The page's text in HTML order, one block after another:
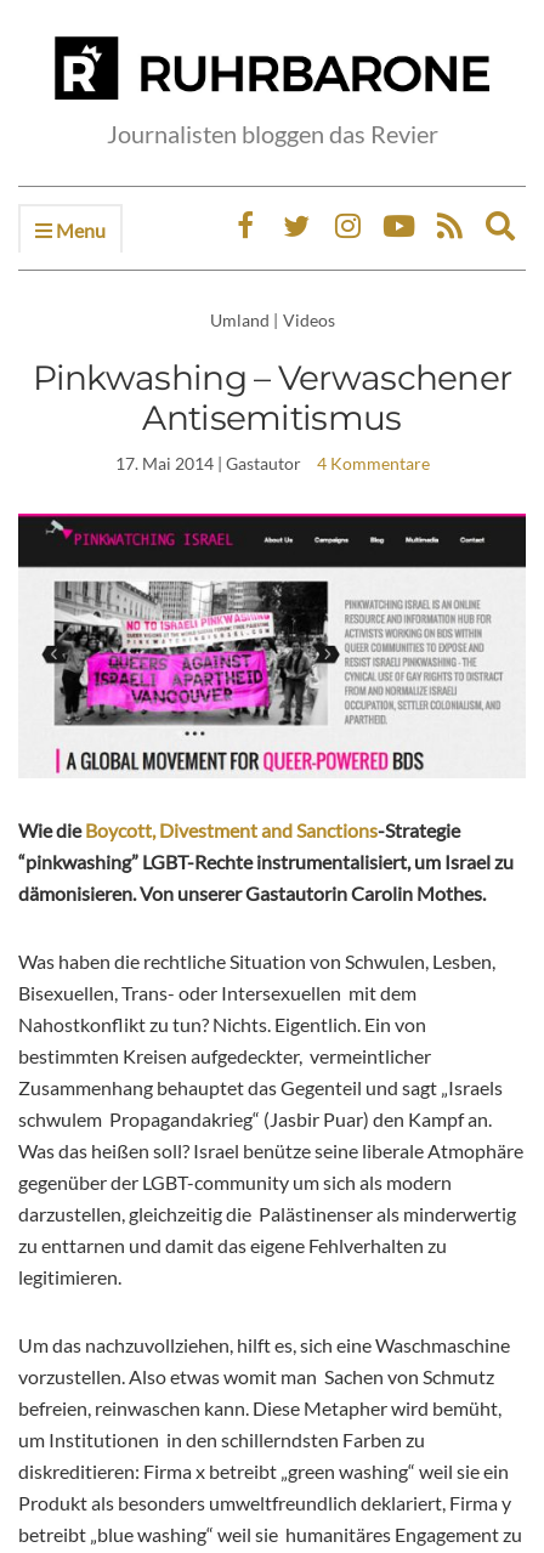
Journalisten bloggen das Revier
Menu
Umland | Videos
Pinkwashing – Verwaschener
Antisemitismus
17. Mai 2014| Gastautor 4 Kommentare
Wie dieBoycott, Divestment and Sanctions-Strategie
“pinkwashing” LGBT-Rechte instrumentalisiert, um Israel zu
dämonisieren. Von unserer Gastautorin Carolin Mothes.
Was haben die rechtliche Situation von Schwulen, Lesben,
Bisexuellen, Trans- oder Intersexuellen mit dem
Nahostkonflikt zu tun? Nichts. Eigentlich. Ein von
bestimmten Kreisen aufgedeckter, vermeintlicher
Zusammenhang behauptet das Gegenteil und sagt „Israels
schwulem Propagandakrieg“ (Jasbir Puar) den Kampf an.
Was das heißen soll? Israel benütze seine liberale Atmophäre
gegenüber der LGBT-community um sich als modern
darzustellen, gleichzeitig die Palästinenser als minderwertig
zu enttarnen und damit das eigene Fehlverhalten zu
legitimieren.
Um das nachzuvollziehen, hilft es, sich eine Waschmaschine
vorzustellen. Also etwas womit man Sachen von Schmutz
befreien, reinwaschen kann. Diese Metapher wird bemüht,
um Institutionen in den schillerndsten Farben zu
diskreditieren: Firma x betreibt „green washing“ weil sie ein
Produkt als besonders umweltfreundlich deklariert, Firma y
betreibt „blue washing“ weil sie humanitäres Engagement zu